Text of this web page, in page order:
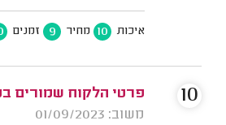
איכות 10 מחיר 9 זמנים
פרטי הלקוח שמורים
משוב: 01/09/2023
10